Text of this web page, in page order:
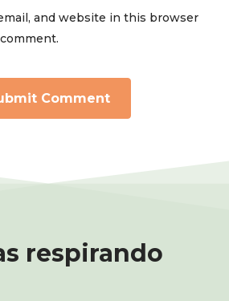
and website in this browser
respirando